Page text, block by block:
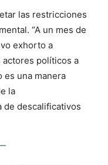
las restricciones
“A un mes de
exhorto a
políticos a
es una manera
la
de descalificativos